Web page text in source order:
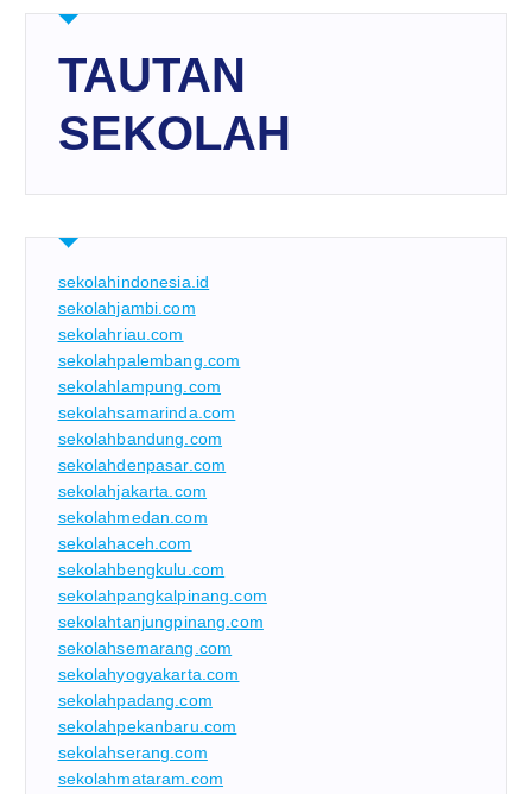
TAUTAN
SEKOLAH
sekolahindonesia.id
sekolahjambi.com
sekolahriau.com
sekolahpalembang.com
sekolahlampung.com
sekolahsamarinda.com
sekolahbandung.com
sekolahdenpasar.com
sekolahjakarta.com
sekolahmedan.com
sekolahaceh.com
sekolahbengkulu.com
sekolahpangkalpinang.com
sekolahtanjungpinang.com
sekolahsemarang.com
sekolahyogyakarta.com
sekolahpadang.com
sekolahpekanbaru.com
sekolahserang.com
sekolahmataram.com